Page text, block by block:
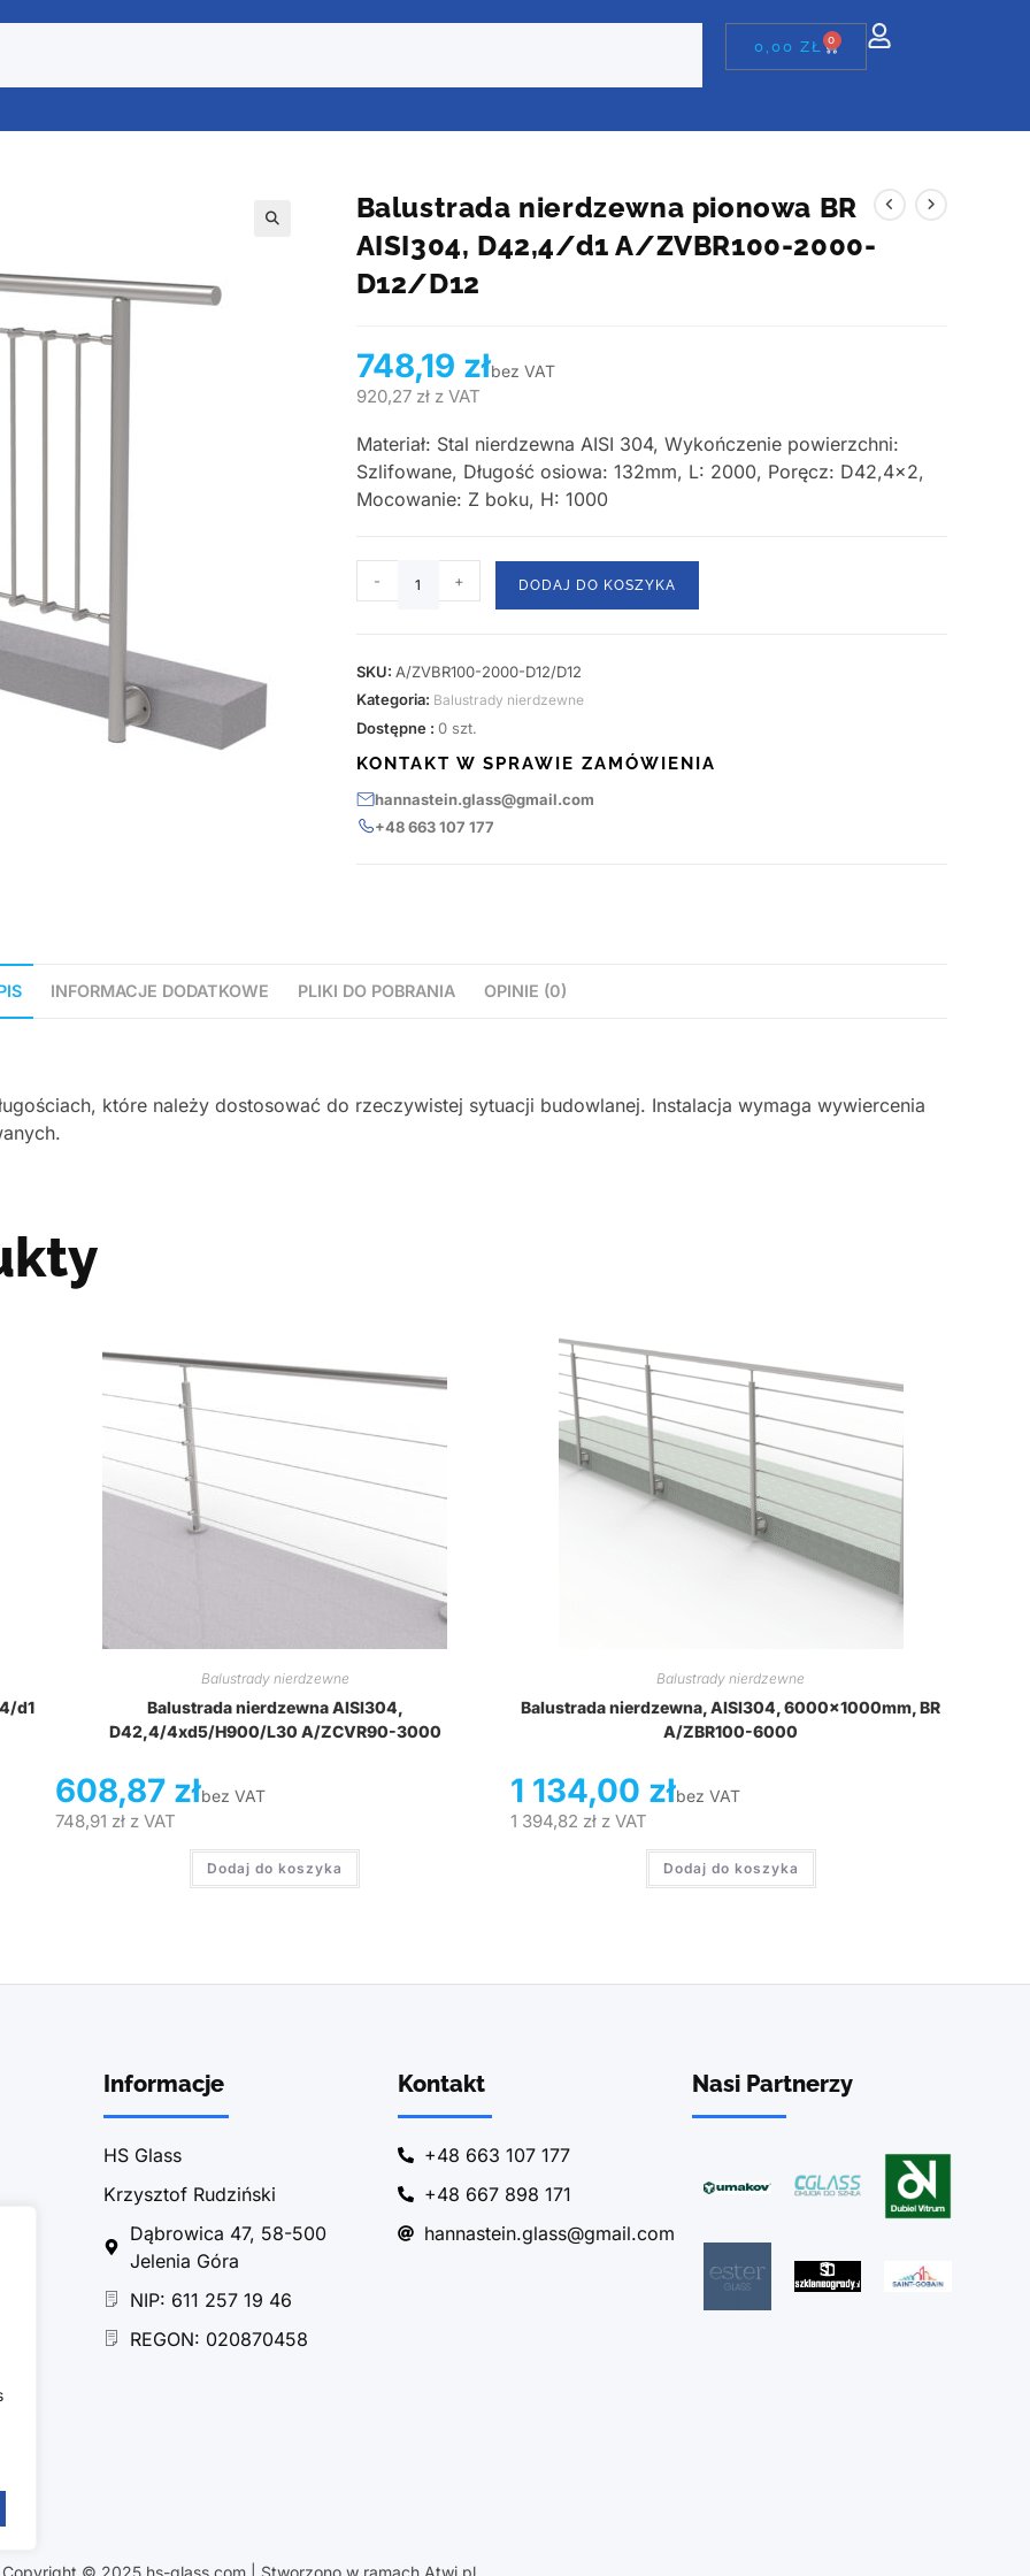
0,00ZŁ 0
Balustrada nierdzewna pionowa BR
AISI304, D42,4/d1 A/ZVBR100-2000-
D12/D12
748,19 złbez VAT
920,27 złz VAT
Materiał: Stal nierdzewna AISI 304, Wykończenie powierzchni:
Szlifowane, Długość osiowa: 132mm, L: 2000, Poręcz: D42,4×2,
Mocowanie: Z boku, H: 1000
- + DODAJ DO KOSZYKA
SKU: A/ZVBR100-2000-D12/D12
Kategoria: Balustrady nierdzewne
Dostępne : 0 szt.
KONTAKT W SPRAWIE ZAMÓWIENIA
hannastein.glass@gmail.com
+48 663 107 177
INFORMACJE DODATKOWE PLIKI DO POBRANIA OPINIE (0)
które należy dostosować do rzeczywistej sytuacji budowlanej. Instalacja wymaga wywiercenia
d1
Balustrady nierdzewne
Balustrada nierdzewna AISI304,
D42,4/4xd5/H900/L30 A/ZCVR90-3000
608,87 złbez VAT
748,91 złz VAT
Dodaj do koszyka
Balustrady nierdzewne
Balustrada nierdzewna, AISI304, 6000x1000mm, BR
A/ZBR100-6000
1 134,00 złbez VAT
1 394,82 złz VAT
Dodaj do koszyka
Informacje
HS Glass
Krzysztof Rudziński
Dąbrowica 47, 58-500
Jelenia Góra
NIP: 611 257 19 46
REGON: 020870458
Kontakt
+48 663 107 177
+48 667 898 171
hannastein.glass@gmail.com
Nasi Partnerzy
Copyright © 2025 hs-glass.com | Stworzono w ramach Atwi.pl